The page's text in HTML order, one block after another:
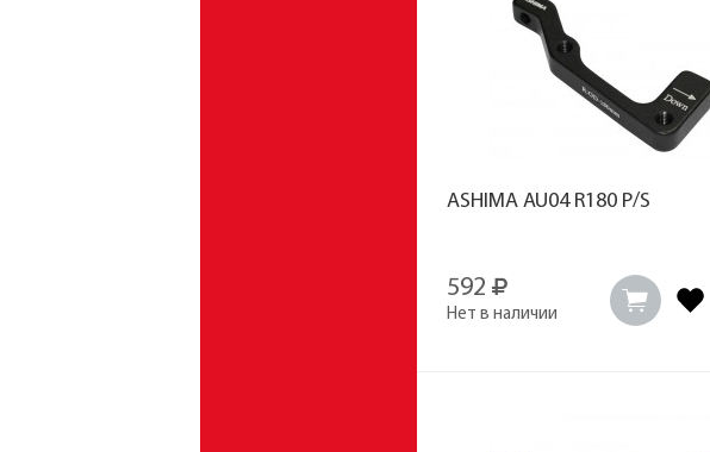
ASHIMA AU04 R180 P/S
592
Нет в наличии